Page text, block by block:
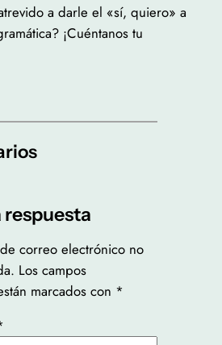
a darle el «sí, quiero» a
¡Cuéntanos tu
respuesta
correo electrónico no
Los campos
marcados con *